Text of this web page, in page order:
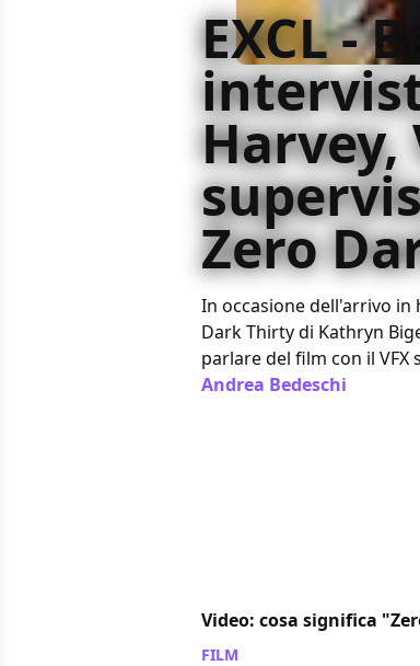
EXCL -
Harvey,
Zero
In occasione dell'arrivo in
Dark Thirty di Kathryn
parlare del film con il VFX
Andrea Bedeschi
Video: cosa significa
FILM